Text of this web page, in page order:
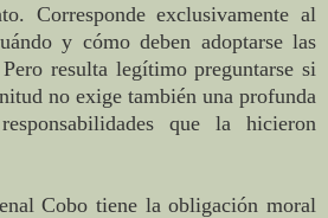
Corresponde exclusivamente al
y cómo deben adoptarse las
resulta legítimo preguntarse si
no exige también una profunda
que la hicieron
Cobo tiene la obligación moral